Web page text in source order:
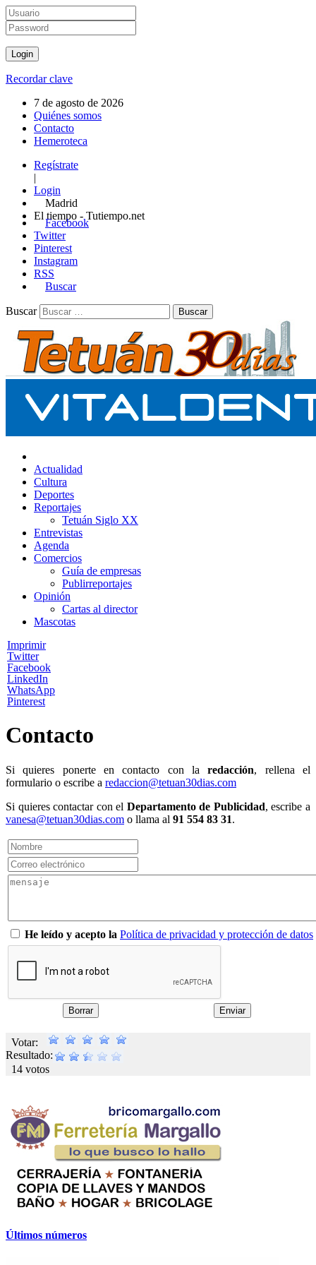
Recordar clave
7 de agosto de 2026
Quiénes somos
Contacto
Hemeroteca
Regístrate
|
Login
Madrid
El tiempo - Tutiempo.net
Facebook
Twitter
Pinterest
Instagram
RSS
Buscar
Buscar
Actualidad
Cultura
Deportes
Reportajes
Tetuán Siglo XX
Entrevistas
Agenda
Comercios
Guía de empresas
Publirreportajes
Opinión
Cartas al director
Mascotas
Imprimir
Twitter
Facebook
LinkedIn
WhatsApp
Pinterest
Contacto
Si quieres ponerte en contacto con laredacción, rellena el
formulario o escribe a redaccion@tetuan30dias.com
Si quieres contactar con el Departamento de Publicidad, escribe a
vanesa@tetuan30dias.com o llama al 91 554 83 31.
He leído y acepto la Política de privacidad y protección de datos
Votar:
Resultado:
14 votos
Últimos números